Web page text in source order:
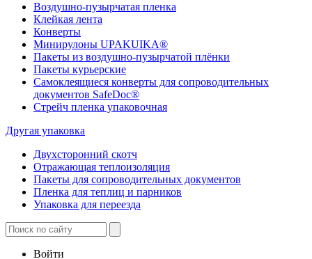
Воздушно-пузырчатая пленка
Клейкая лента
Конверты
Минирулоны UPAKUIKA®
Пакеты из воздушно-пузырчатой плёнки
Пакеты курьерские
Самоклеящиеся конверты для сопроводительных
документов SafeDoc®
Стрейч пленка упаковочная
Другая упаковка
Двухсторонний скотч
Отражающая теплоизоляция
Пакеты для сопроводительных документов
Пленка для теплиц и парников
Упаковка для переезда
Войти